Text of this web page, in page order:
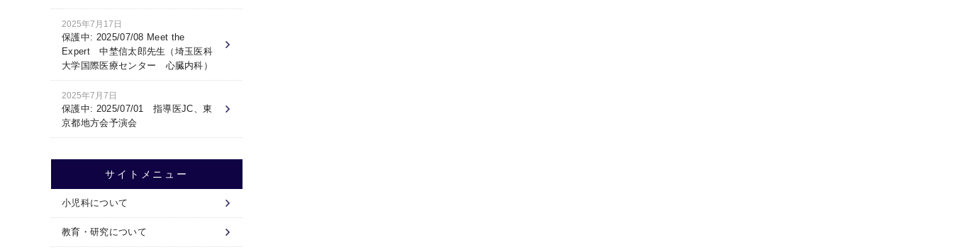
2025年7月17日
保護中: 2025/07/08 Meet the
Expert 中埜信太郎先生（埼玉医科
大学国際医療センター 心臓内科）
2025年7月7日
保護中: 2025/07/01 指導医JC、東
京都地方会予演会
サイトメニュー
小児科について
教育・研究について